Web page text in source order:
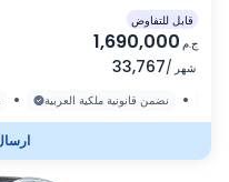
قابل للتفاوض
1,690,000 ج.م
33,767/ شهر
• نضمن قانونية ملكية العربية •